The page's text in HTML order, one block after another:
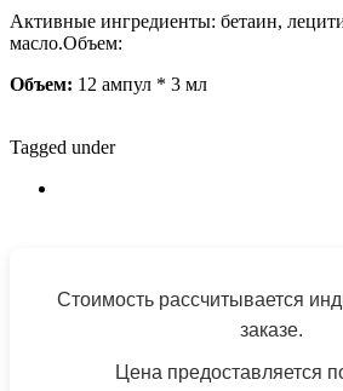
Активные ингредиенты: бетаин,
масло.Объем:
Объем: 12 ампул * 3 мл
Tagged under
Стоимость рассчитывается
заказе.
Цена предоставляется